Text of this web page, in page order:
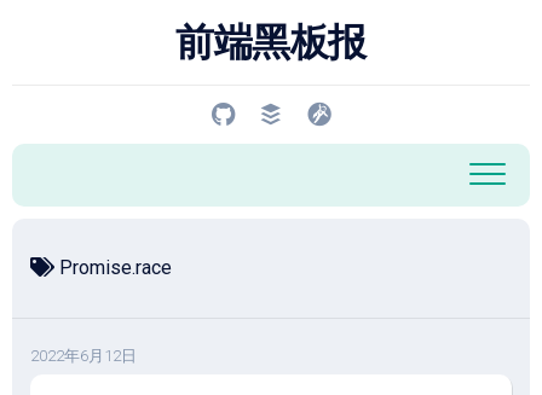
前端黑板报
Promise.race
2022年6月12日